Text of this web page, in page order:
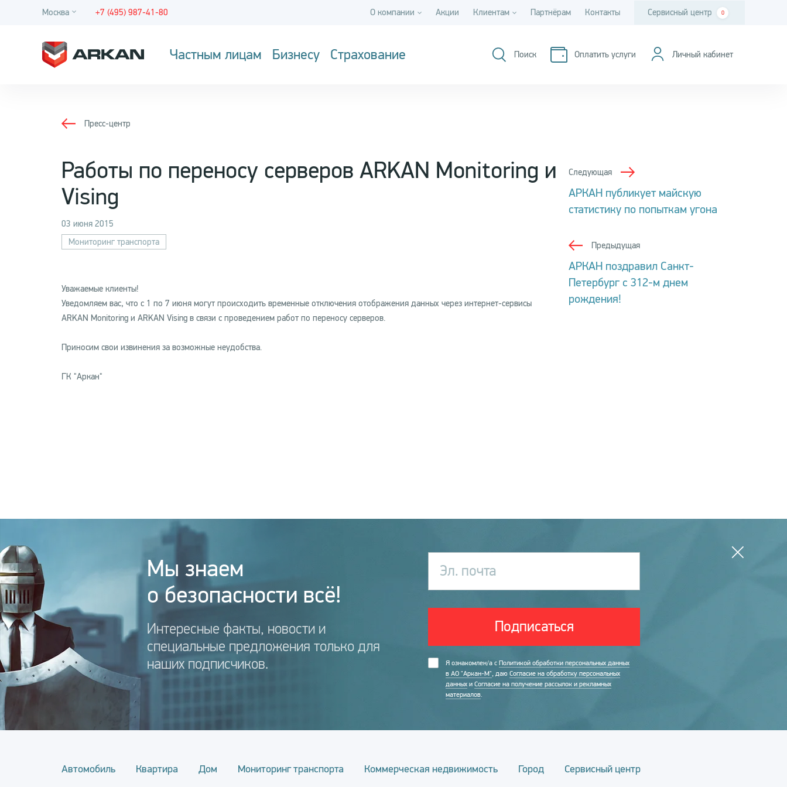
Москва +7 (495) 987-41-80 О компании Акции Клиентам Партнёрам Контакты Сервисный центр 0
Частным лицам Бизнесу Страхование Поиск Оплатить услуги Личный кабинет
Пресс-центр
Работы по переносу серверов ARKAN Monitoring и
Vising
03 июня 2015
Мониторинг транспорта
Уважаемые клиенты!
Уведомляем вас, что с 1 по 7 июня могут происходить временные отключения отображения данных через интернет-сервисы
ARKAN Monitoring и ARKAN Vising в связи с проведением работ по переносу серверов.
Приносим свои извинения за возможные неудобства.
ГК "Аркан"
Следующая
АРКАН публикует майскую
статистику по попыткам угона
Предыдущая
АРКАН поздравил Санкт-
Петербург с 312-м днем
рождения!
Мы знаем
о безопасности всё!
Интересные факты, новости и
специальные предложения только для
наших подписчиков.
Эл. почта
Подписаться
Я ознакомлен/а с Политикой обработки персональных данных
в АО "Аркан-М", даю Согласие на обработку персональных
данных и Согласие на получение рассылок и рекламных
материалов.
Автомобиль Квартира Дом Мониторинг транспорта Коммерческая недвижимость Город Сервисный центр